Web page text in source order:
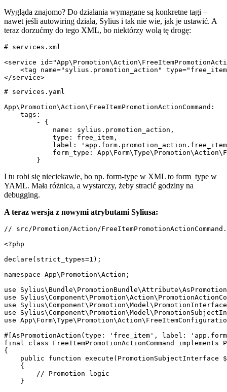
Wygląda znajomo? Do działania wymagane są konkretne tagi –
nawet jeśli autowiring działa, Sylius i tak nie wie, jak je ustawić. A
teraz dorzućmy do tego XML, bo niektórzy wolą tę drogę:
# services.xml
<service
<tag name="sylius.promotion_action"
</service>
# services.yaml
App\Promotion\Action\FreeItemPromotionActionCommand:
    tags:
        - {
            name: sylius.promotion_action,
            type: free_item,
label:
form_type:
        }
I tu robi się nieciekawie, bo np. form-type w XML to form_type w
YAML. Mała różnica, a wystarczy, żeby stracić godziny na
debugging.
A teraz wersja z nowymi atrybutami Syliusa:
// src/Promotion/Action/
<?php
declare(strict_types=1);
namespace App\Promotion\Action;
use
use
use
use
use
#[AsPromotionAction(type: 'free_item', label:
final class FreeItemPromotionActionCommand implements
{
public function execute(PromotionSubjectInterface
    {
        // Promotion logic
    }